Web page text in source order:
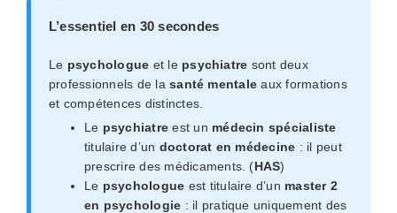
L’essentiel en 30 secondes
Le psychologue et le psychiatre sont deux
professionnels de lasanté mentale aux formations
et compétences distinctes.
Le psychiatre est un médecin spécialiste
titulaire d’un doctorat en médecine : il peut
prescrire des médicaments. (HAS)
Le psychologue est titulaire d’un master 2
en psychologie : il pratique uniquement des